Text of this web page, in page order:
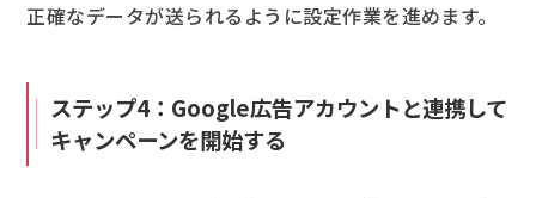
正確なデータが送られるように設定作業を進めます。
ステップ4：Google広告アカウントと連携して
キャンペーンを開始する